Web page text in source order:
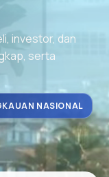
investor, dan
serta
NASIONAL